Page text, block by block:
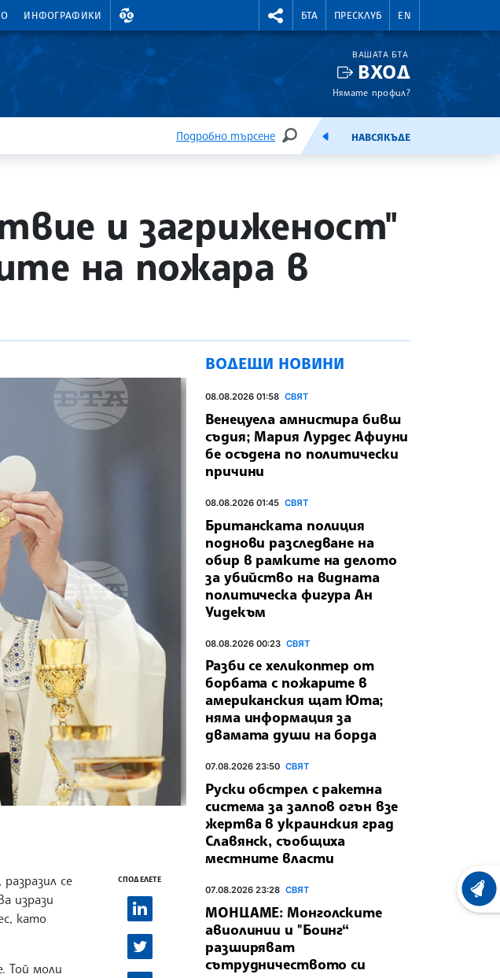
ИНФОГРАФИКИ
ВАЛУТНИ КУРСОВЕ RIGHTMENU.SOCIAL
БТА ПРЕСКЛУБ EN
ВАШАТА БТА
ВХОД
Нямате профил?
Подробно търсене
ТЪРСЕНЕЕМИСИЯНАВСЯКЪДЕ
и загриженост"
на пожара в
се
изрази
като
Той моли
СПОДЕЛЕТЕ
ВОДЕЩИ НОВИНИ
08.08.2026 01:58 СВЯТ
Венецуела амнистира бивш
съдия; Мария Лурдес Афиуни
бе осъдена по политически
причини
08.08.2026 01:45 СВЯТ
Британската полиция
поднови разследване на
обир в рамките на делото
за убийство на видната
политическа фигура Ан
Уидекъм
08.08.2026 00:23 СВЯТ
Разби се хеликоптер от
борбата с пожарите в
американския щат Юта;
няма информация за
двамата души на борда
07.08.2026 23:50 СВЯТ
Руски обстрел с ракетна
система за залпов огън взе
жертва в украинския град
Славянск, съобщиха
местните власти
07.08.2026 23:28 СВЯТ
МОНЦАМЕ: Монголските
авиолинии и "Боинг“
разширяват
сътрудничеството си